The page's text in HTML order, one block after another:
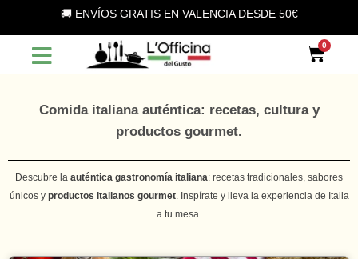
contenuto
🚚 ENVÍOS GRATIS EN VALENCIA DESDE 50€
Comida italiana auténtica: recetas, cultura y
productos gourmet.
Descubre la auténtica gastronomía italiana: recetas tradicionales, sabores
únicos yproductos italianos gourmet. Inspírate y lleva la experiencia de Italia
a tu mesa.